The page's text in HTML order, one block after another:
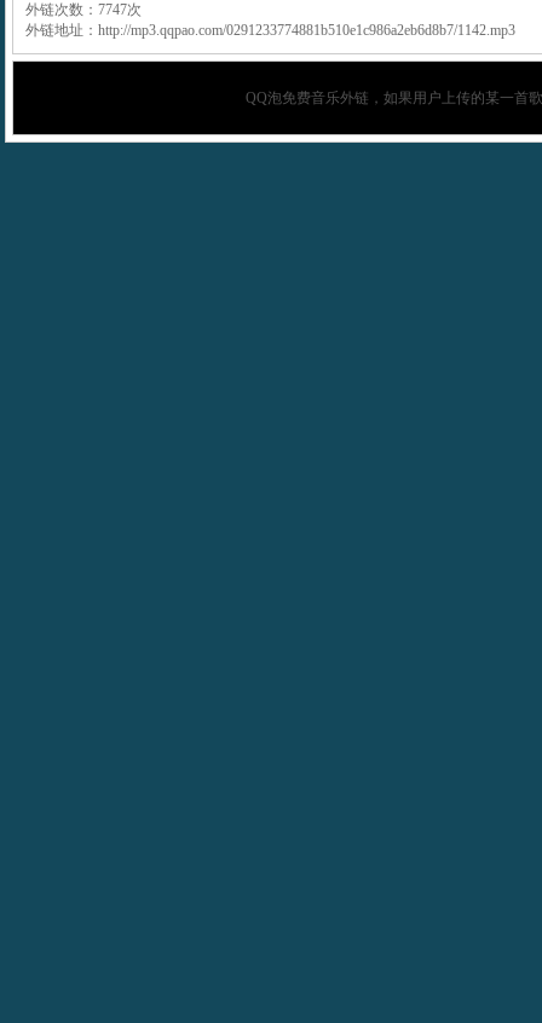
外链次数：7747次
外链地址：http://mp3.qqpao.com/0291233774881b510e1c986a2eb6d8b7/1142.mp3
QQ泡免费音乐外链，如果用户上传的某一首